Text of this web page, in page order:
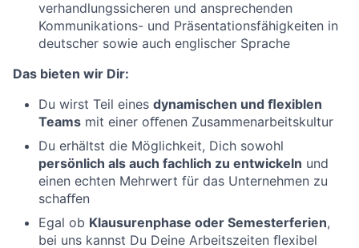
verhandlungssicheren und ansprechenden
Kommunikations- und Präsentationsfähigkeiten in
deutscher sowie auch englischer Sprache
Das bieten wir Dir:
Du wirst Teil eines dynamischen und ﬂexiblen
Teams mit einer oﬀenen Zusammenarbeitskultur
Du erhältst die Möglichkeit, Dich sowohl
persönlich als auch fachlich zu entwickeln und
einen echten Mehrwert für das Unternehmen zu
schaﬀen
Egal ob Klausurenphase oder Semesterferien,
bei uns kannst Du Deine Arbeitszeiten ﬂexibel